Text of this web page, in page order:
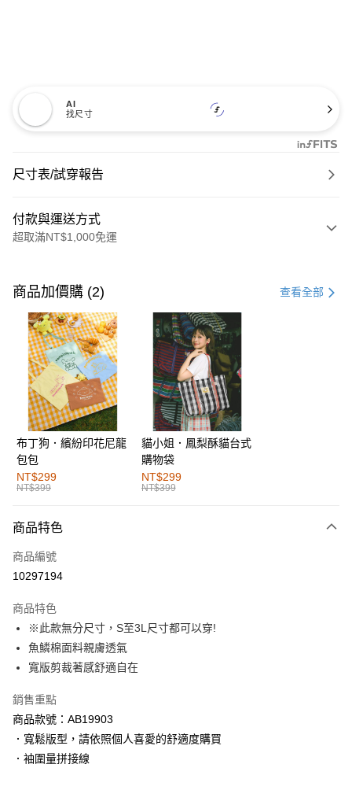
AI
找尺寸
尺寸表/試穿報告
付款與運送方式
超取滿NT$1,000免運
信用卡一次付款
購物金
超商取貨付款
LINE Pay
街口支付
運送方式
全家取貨付款
每筆NT$60，滿NT$1,000(含以上)免運費
付款後全家取貨
萊爾富取貨付款
付款後萊爾富取貨
每筆NT$60，滿NT$1,000(含以上)免運費
7-11取貨付款
每筆NT$60，滿NT$1,000(含以上)免運費
付款後7-11取貨
每筆NT$60，滿NT$1,000(含以上)免運費
商品加價購 (2) 查看全部
布丁狗．繽紛印花尼龍
包包
NT$299
NT$399
貓小姐．鳳梨酥貓台式
購物袋
NT$299
NT$399
商品特色
商品編號
10297194
商品特色
※此款無分尺寸，S至3L尺寸都可以穿!
魚鱗棉面料親膚透氣
寬版剪裁著感舒適自在
銷售重點
商品款號：AB19903
．寬鬆版型，請依照個人喜愛的舒適度購買
．袖圍量拼接線